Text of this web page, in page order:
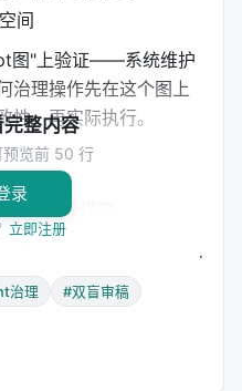
间
图"上验证——系统维护
治理操作先在这个图上
，再实际执行。
边界"处提交。
个工具调用还没返回时
那会破坏协议。Self-
用户轮次结束、工具调
些点上落地。
整内容
预览前 50 行
录
立即注册
治理
#双盲审稿